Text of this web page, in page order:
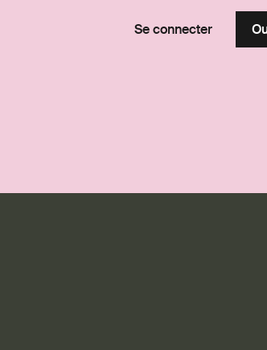
Se connecter